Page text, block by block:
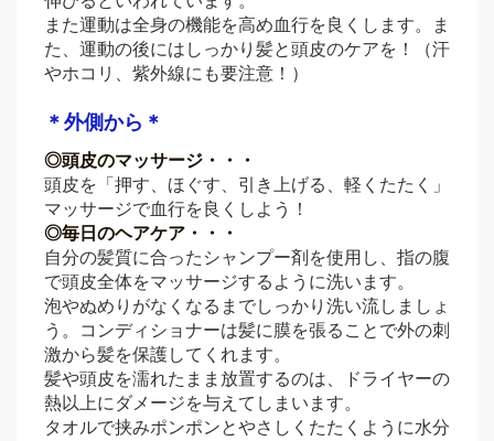
また運動は全身の機能を高め血行を良くします。ま
た、運動の後にはしっかり髪と頭皮のケアを！（汗
やホコリ、紫外線にも要注意！）
＊外側から＊
◎頭皮のマッサージ・・・
頭皮を「押す、ほぐす、引き上げる、軽くたたく」
マッサージで血行を良くしよう！
◎毎日のヘアケア・・・
自分の髪質に合ったシャンプー剤を使用し、指の腹
で頭皮全体をマッサージするように洗います。
泡やぬめりがなくなるまでしっかり洗い流しましょ
う。コンディショナーは髪に膜を張ることで外の刺
激から髪を保護してくれます。
髪や頭皮を濡れたまま放置するのは、ドライヤーの
熱以上にダメージを与えてしまいます。
タオルで挟みポンポンとやさしくたたくように水分